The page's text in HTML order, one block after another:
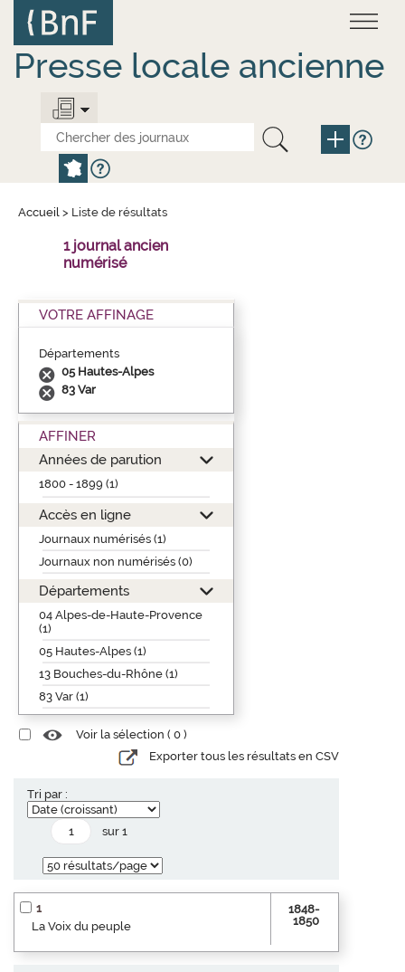
contenu
principal
Presse locale ancienne
Accueil > Liste de résultats
1 journal ancien
numérisé
VOTRE AFFINAGE
Départements
05 Hautes-Alpes
83 Var
AFFINER
Années de parution
1800 - 1899 (1)
Accès en ligne
Journaux numérisés (1)
Journaux non numérisés (0)
Départements
04 Alpes-de-Haute-Provence
(1)
05 Hautes-Alpes (1)
13 Bouches-du-Rhône (1)
83 Var (1)
Voir la sélection ( 0 )
Exporter tous les résultats en CSV
Tri par :
sur 1
1
La Voix du peuple
1848-
1850
Panneau de gestion des cookies